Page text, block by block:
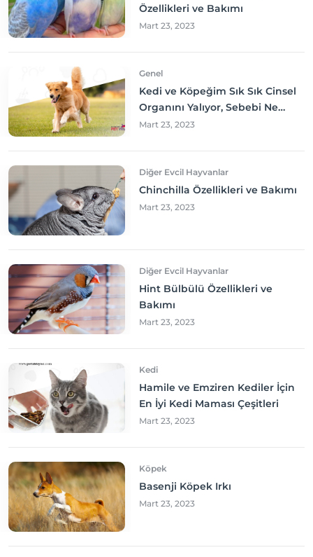
Özellikleri ve Bakımı
Mart 23, 2023
Genel
Kedi ve Köpeğim Sık Sık Cinsel
Organını Yalıyor, Sebebi Ne
Olabilir? Neler yapmalıyım?
Mart 23, 2023
Diğer Evcil Hayvanlar
Chinchilla Özellikleri ve Bakımı
Mart 23, 2023
Diğer Evcil Hayvanlar
Hint Bülbülü Özellikleri ve
Bakımı
Mart 23, 2023
Kedi
Hamile ve Emziren Kediler İçin
En İyi Kedi Maması Çeşitleri
Mart 23, 2023
Köpek
Basenji Köpek Irkı
Mart 23, 2023